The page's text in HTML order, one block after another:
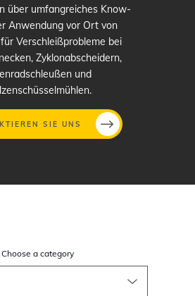
über umfangreiches Know-
Anwendung vor Ort von
Verschleißprobleme bei
Zyklonabscheidern,
und
SIE UNS
Choose a category